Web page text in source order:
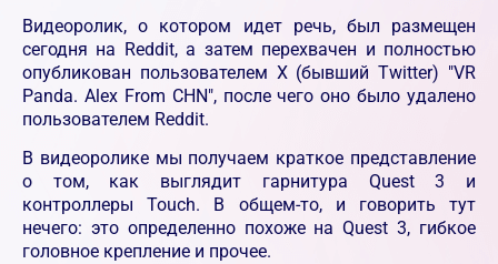
Видеоролик, о котором идет речь, был размещен
сегодня на Reddit, а затем перехвачен и полностью
опубликован пользователем X (бывший Twitter) "VR
Panda. Alex From CHN", после чего оно было удалено
пользователем Reddit.
В видеоролике мы получаем краткое представление
о том, как выглядит гарнитура Quest 3 и
контроллеры Touch. В общем-то, и говорить тут
нечего: это определенно похоже на Quest 3, гибкое
головное крепление и прочее.